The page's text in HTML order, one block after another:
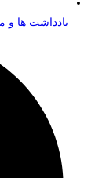
یادداشت ها و